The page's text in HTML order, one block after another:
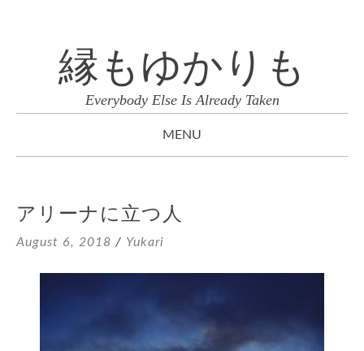
縁もゆかりも
Everybody Else Is Already Taken
MENU
CONTENT
アリーナに立つ人
August 6, 2018 / Yukari